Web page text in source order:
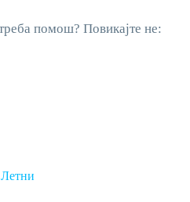
помош? Повикајте не:
Летни